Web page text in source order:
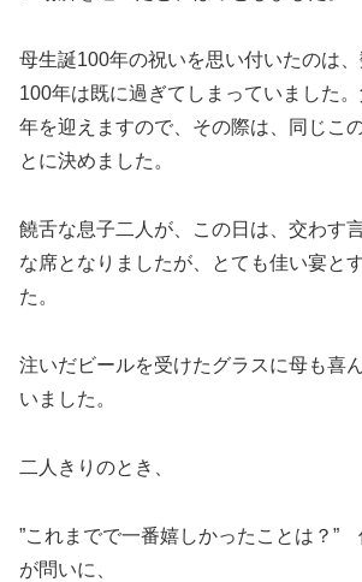
母生誕100年の祝いを思い付いたのは
100年は既に過ぎてしまっていました
年を迎えますので、その際は、同じこ
とに決めました。
饒舌な息子二人が、この日は、交わす
な席となりましたが、とても佳い宴と
た。
注いだビールを受けたグラスに母も喜
いました。
二人きりのとき、
”これまでで一番嬉しかったことは？”
が問いに、